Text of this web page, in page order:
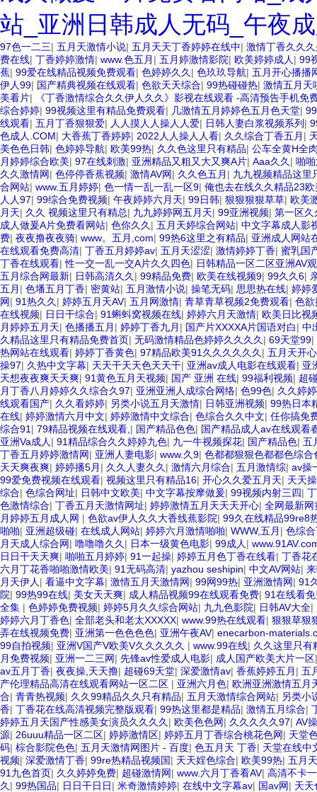
站_亚洲日韩成人无码_午夜
97色一二三| 五月天激情小说| 五月天天丁香婷婷在线中| 激情丁香久久
费在线| 丁香婷婷激情| www.色五月 | 五月婷激情影院| 欧美婷婷成人 | 99
蕉| 99爱在线精品视频免费观看| 色婷婷久久 | 色玖玖导航| 五月开心播播
伊人99| 国产精典视频在线观看| 色欲天天综合| 99热碰碰热| 激情五月天
美看片|
《丁香激情综合久久伊人久久》影视在线观看 -高清预告手机免
综合婷婷| 99视频这里有精品免费观看| 几激情五月婷婷色五月色天堂|
线观看| 五月丁香狠狠爱| 人人摸人人操人人爱| 日韩人妻白浆视频系列 |
色成人.COM| 大香蕉丁香婷婷| 2022人人操人人看| 久久综合丁香五月 |
美色色日韩| 色婷婷导航| 欧美99热| 久久色这里只有精品| 公车全黄H全
月婷婷综合欧美| 97在线刺激| 亚洲精品又粗又大又爽A片| Aaa久久 | 啪
久久激情网| 色停停香蕉视频| 激情AV网| 久久色五月 | 九九视频精品这里
合网站| www.五月婷婷| 色一情一乱一乱一区9| 俺也去在线久久精品23
人人97| 99综合免费视频| 午夜婷婷六月天| 99日韩| 狠狠狠狠草草| 欧美
月天| 久久 视频这里只有精总| 九九婷婷网五月天| 99亚洲视频| 第一区久
成人做爰A片免费看网站| 色你久久 | 五月天婷综合网站| 中文字幕成人影
费| 夜夜撸夜夜骑| www。五月,com| 99热6这里之有精品| 亚洲成人网站
在线观看免费高清| 丁香五月婷婷av| 五月天涩涩| 激情婷婷丁香| 蜜乳国
丁香在线观看|性一交一乱一交A片久久四色| 日韩精品一区二区亚洲AV
五月综合网最新| 日韩高清久久 | 99精品免费| 欧美在线视频9| 99久久6|
五月 | 色墦五月丁香| 密黄站| 五月激情小说| 操笔无码| 思思热在线| 婷婷
网| 91热久久 | 婷婷五月天AV| 五月网激情| 青草青草视频2免费观看| 色欲
在线视频| 日日干综合| 91蝌蚪窝视频在线| 婷婷六月天激情| 欧美日比视
月婷婷五月天| 色播播五月 | 婷婷丁香九月 | 国产片XXXXA片国语对白| 中
久精品这里只有精品免费首页| 无码激情精品色婷婷久久久久 | 69天堂99|
热网站在线观看| 婷婷丁香黄色| 97精品欧美91久久久久久久 | 五月天开
操97| 久热中文字幕| 天天干天天色天天干| 亚洲av成人电影在线观看| 亚
天想夜夜爽天天爽| 91黄色五月天视频| 国产 亚洲 在线| 99福利视频| 超
月丁香八月婷婷久久综合久97| 亚洲亚洲人成综合网络| 色99色| 久久婷
线观看国产| 久久看婷婷| 另类小说五月天激情| 日韩亚洲视频| 99热日本
在线| 婷婷激情六月中文| 婷婷激情中文综合| 色综合久久中文| 任你搞免
综合91 | 79精品视频在线观看, | 国产精品色色| 国产精品成人av在线观看
亚洲Va成人 | 91精品综合久久婷婷九色| 九一牛视频探花| 国产精品色| 五
丁香五月婷婷激情网| 亚洲人妻电影| www.久9| 色都都狠狠色都都色综合
天天爽夜爽| 婷婷播5月 | 久久人妻久久 | 激情六月综合| 五月激情综| av操
99爱免费视频在线观看| 视频这里只有精品16| 开心久久爱五月天| 天天
综合| 色综合网址| 日韩中文欧美| 中文字幕按摩做爰| 99视频内射三四|
色激情综合| 丁香五月天激情网址| 婷婷激情五月天天天开心| 全网最新
月婷婷五月成人网 | 色欲av伊人久久大香线蕉影院| 99久在线精品99re8
啪啪| 亚洲超级碰| 在线成人网站| 婷婷六月激情啪啪| WWW,五月 | 色综
月天成人综合网| 噜噜噜久久 | 日本一级黄色电影| 99成人 |
日日干天天爽| 啪啪五月婷婷| 91一起操| 婷婷五月色丁香在线看| 丁香花
六月丁花香啪啪激情欧美| 91无码高清| yazhou seshipin| 中文AV网站|
月天伊人 | 看逼中文字幕| 激情五月天激情网| 99网99热| 亚洲激情网| 91
院| 99热99在线| 美女天天爽| 成人精品视频99在线观看免费| 91在线看
全集 | 色婷婷免费视频| 婷婷5月久久综合网站| 九九色影院| 日韩AV大全|
婷婷六月丁香色| 全部老头和老太XXXXX| www.99热在线观看| 狠狠草狠
弄在线视频免费| 亚洲第一色色色色| 亚洲午夜AV| enecarbon-
99自拍视频| 亚洲V国产V欧美V久久久久久 | www.99在线| 久久这里只有
月免费视频| 亚洲一二三网| 先锋av性爱成人电影| 成人国产欧美大片一区
av五月丁香| 夜夜操,天天撸| 超碰69天堂| 深爱激情av| 香蕉婷婷五月 | 五
产伦理精品高清在线观看网站一区二区 | 亚洲六月色| 欧洲亚洲激情五月
合| 青青热视频| 久久99精品久久只有精品| 五月天激情综合网站| 另类小
香| 丁香花在线高清视频完整版观看| 99热这里都是精品| 激情五月综合|
婷婷五月天国产性感美女演员久久久久 | 欧美色色网| 久久久久久97| AV
源| 26uuu精品一区二区| 婷婷激情区| 婷婷五月丁香综合桃花色网| 天堂
码| 棕合影院色色| 五月天激情网图片 - 百度| 色五月天 丁香| 天堂在线中
视频| 深爱激情丁香| 99re热精品视频国| 天天婬色综合| 欧美99热| 五月
91九色首页| 久久婷婷免费| 超碰激情网| www.六月丁香看AV| 高清不卡
久 | 99热国品| 日日干日日| 米奇激情婷婷| 在线中文字幕av| 国av网| 天天